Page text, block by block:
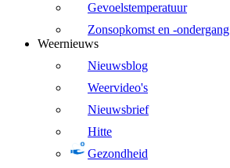
Gevoelstemperatuur
Zonsopkomst en -ondergang
Weernieuws
Nieuwsblog
Weervideo's
Nieuwsbrief
Hitte
Gezondheid